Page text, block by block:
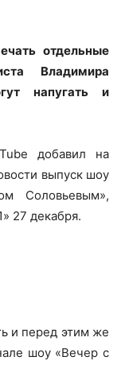
отдельные
Владимира
напугать и
добавил на
выпуск шоу
Соловьевым»,
27 декабря.
и перед этим же
шоу «Вечер с